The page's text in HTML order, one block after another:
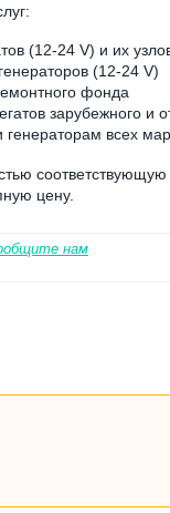
(12-24 V) и их
(12-24 V)
фонда
зарубежного и
всех
цену.
нам